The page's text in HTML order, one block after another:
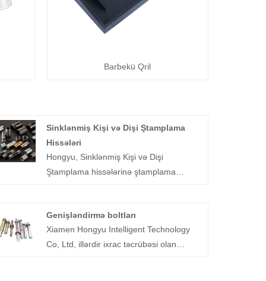
Barbekü Qril
Sinklənmiş Kişi və Dişi Ştamplama
Hissələri
Hongyu, Sinklənmiş Kişi və Dişi
Ştamplama hissələrinə ştamplama
kişi və qadın hissələrini kəsmək və
formalaşdırmaq üçün mütərəqqi yüksək
sürətli ştamplama Die və xüsusi preslər
Genişləndirmə boltları
Xiamen Hongyu Intelligent Technology
Co, Ltd, illərdir ixrac təcrübəsi olan